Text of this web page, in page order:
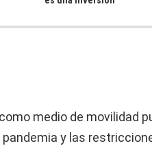
medio de movilidad
y las